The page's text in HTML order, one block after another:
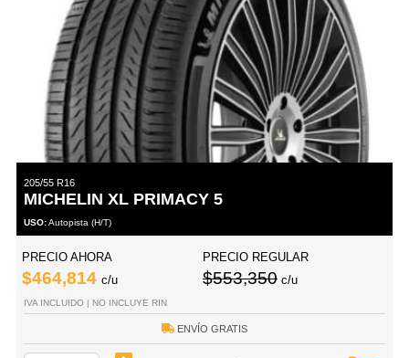
205/55 R16
MICHELIN XL PRIMACY 5
USO:Autopista (H/T)
PRECIO AHORA
$464,814 c/u
PRECIO REGULAR
$553,350 c/u
IVA INCLUIDO | NO INCLUYE RIN
ENVÍO GRATIS